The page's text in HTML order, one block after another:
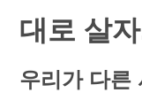
대로 살
우리가 다른